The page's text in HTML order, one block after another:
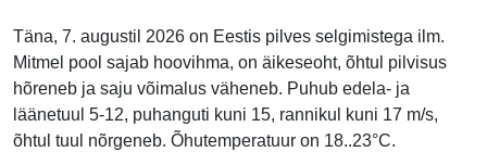
Täna, 7. augustil 2026 on Eestis pilves selgimistega ilm.
Mitmel pool sajab hoovihma, on äikeseoht, õhtul pilvisus
hõreneb ja saju võimalus väheneb. Puhub edela- ja
läänetuul 5-12, puhanguti kuni 15, rannikul kuni 17 m/s,
õhtul tuul nõrgeneb. Õhutemperatuur on 18..23°C.